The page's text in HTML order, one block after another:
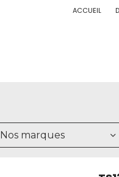
ACCUEIL
Nos marques